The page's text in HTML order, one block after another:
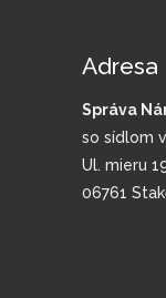
Adresa
Správa
so sídlom
Ul. mieru
06761